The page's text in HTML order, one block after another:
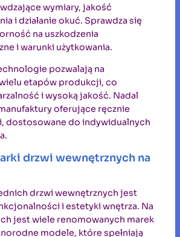
wymiary, jakość
i działanie okuć. Sprawdza się
na uszkodzenia
i warunki użytkowania.
pozwalają na
etapów produkcji, co
i wysoką jakość. Nadal
oferujące ręcznie
dostosowane do indywidualnych
drzwi wewnętrznych na
drzwi wewnętrznych jest
i estetyki wnętrza. Na
jest wiele renomowanych marek
modele, które spełniają